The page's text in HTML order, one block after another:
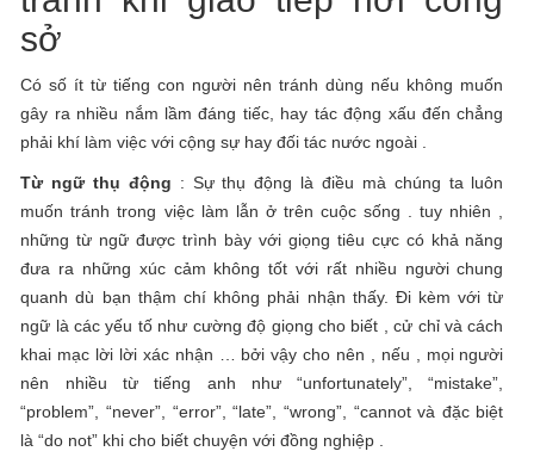
sở
Có số ít từ tiếng con người nên tránh dùng nếu không muốn
gây ra nhiều nắm lầm đáng tiếc, hay tác động xấu đến chẳng
phải khí làm việc với cộng sự hay đối tác nước ngoài .
Từ ngữ thụ động : Sự thụ động là điều mà chúng ta luôn
muốn tránh trong việc làm lẫn ở trên cuộc sống . tuy nhiên ,
những từ ngữ được trình bày với giọng tiêu cực có khả năng
đưa ra những xúc cảm không tốt với rất nhiều người chung
quanh dù bạn thậm chí không phải nhận thấy. Đi kèm với từ
ngữ là các yếu tố như cường độ giọng cho biết , cử chỉ và cách
khai mạc lời lời xác nhận … bởi vậy cho nên , nếu , mọi người
nên nhiều từ tiếng anh như “unfortunately”, “mistake”,
“problem”, “never”, “error”, “late”, “wrong”, “cannot và đặc biệt
là “do not” khi cho biết chuyện với đồng nghiệp .